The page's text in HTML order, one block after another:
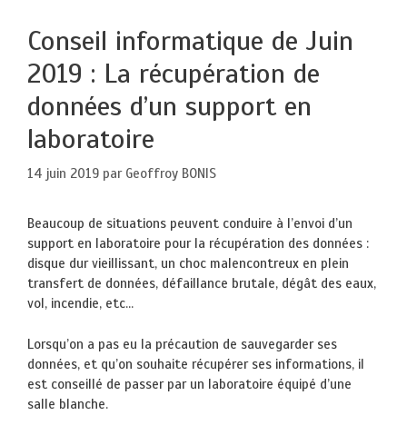
Conseil informatique de Juin
2019 : La récupération de
données d’un support en
laboratoire
14 juin 2019 par Geoffroy BONIS
Beaucoup de situations peuvent conduire à l’envoi d’un
support en laboratoire pour la récupération des données :
disque dur vieillissant, un choc malencontreux en plein
transfert de données, défaillance brutale, dégât des eaux,
vol, incendie, etc…
Lorsqu’on a pas eu la précaution de sauvegarder ses
données, et qu’on souhaite récupérer ses informations, il
est conseillé de passer par un laboratoire équipé d’une
salle blanche.